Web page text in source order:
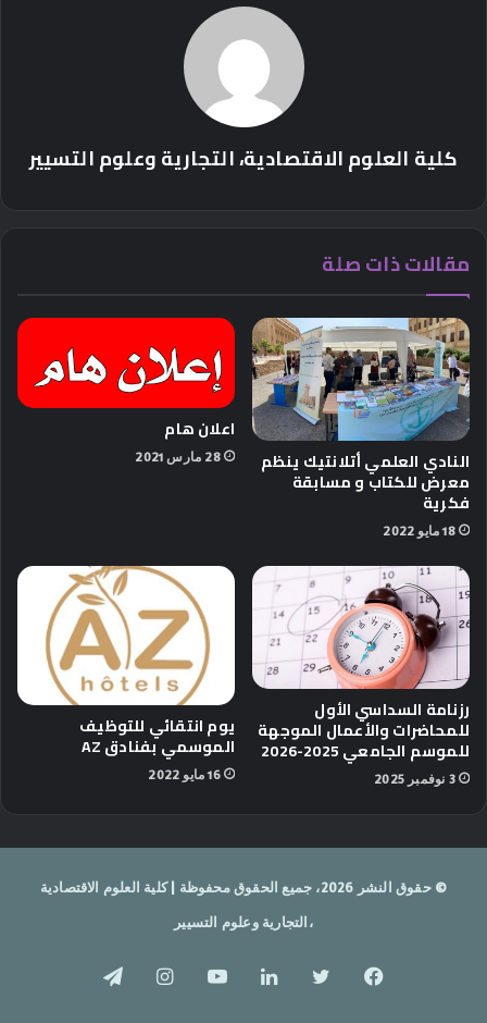
كلية العلوم الاقتصادية، التجارية وعلوم التسيير
مقالات ذات صلة
النادي العلمي أتلانتيك ينظم
معرض للكتاب و مسابقة
فكرية
18 مايو 2022
اعلان هام
28 مارس 2021
رزنامة السداسي الأول
للمحاضرات والأعمال الموجهة
للموسم الجامعي 2025-2026
3 نوفمبر 2025
يوم انتقائي للتوظيف
الموسمي بفنادق AZ
16 مايو 2022
© حقوق النشر 2026، جميع الحقوق محفوظة | كلية العلوم الاقتصادية
،التجارية وعلوم التسيير
فيسبوكتويتر لينكدإنيوتيوبانستقرامتيلقرام